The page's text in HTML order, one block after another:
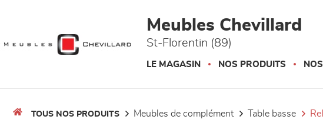
Meubles Chevillard
St-Florentin (89)
LE MAGASIN NOS PRODUITS
TOUS NOS PRODUITS meubles de complément table basse